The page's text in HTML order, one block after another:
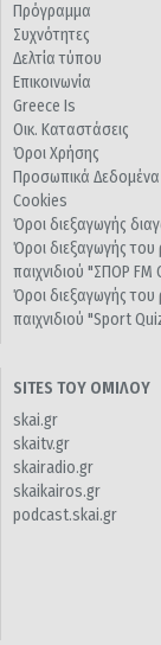
Πρόγραμμα
Συχνότητες
Δελτία τύπου
Επικοινωνία
Greece Is
Οικ. Καταστάσεις
Όροι Χρήσης
Προσωπικά Δεδομένα
Cookies
Όροι διεξαγωγής
Όροι διεξαγωγής
παιχνιδιού "ΣΠΟΡ FM
Όροι διεξαγωγής
παιχνιδιού "Sport
SITES ΤΟΥ ΟΜΙΛΟΥ
skai.gr
skaitv.gr
skairadio.gr
skaikairos.gr
podcast.skai.gr